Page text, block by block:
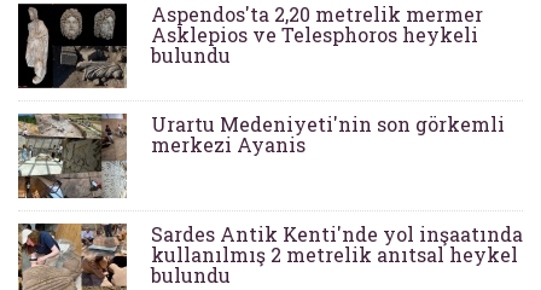
Aspendos'ta 2,20 metrelik mermer
Asklepios ve Telesphoros heykeli
bulundu
Urartu Medeniyeti'nin son görkemli
merkezi Ayanis
Sardes Antik Kenti'nde yol inşaatında
kullanılmış 2 metrelik anıtsal heykel
bulundu